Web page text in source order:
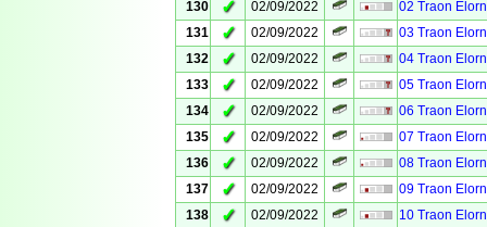
130 ✓ 02/09/2022
02 Traon Elorn
131
✓ 02/09/2022
03 Traon Elorn
132
✓ 02/09/2022
04 Traon Elorn
133
✓ 02/09/2022
05 Traon Elorn
134
✓ 02/09/2022
06 Traon Elorn
135
✓ 02/09/2022
07 Traon Elorn
136
✓ 02/09/2022
08 Traon Elorn
137
✓ 02/09/2022
09 Traon Elorn
138
✓ 02/09/2022
10 Traon Elorn